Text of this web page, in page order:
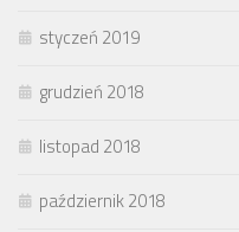
styczeń 2019
grudzień 2018
listopad 2018
październik 2018